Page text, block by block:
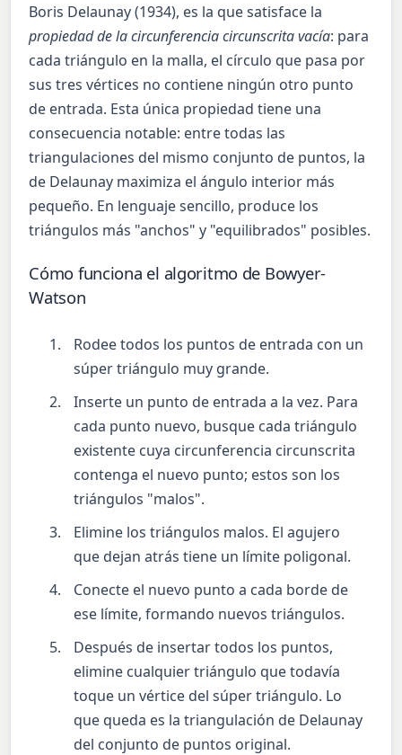
Boris Delaunay (1934), es la que satisface la
propiedad de la circunferencia circunscrita vacía: para
cada triángulo en la malla, el círculo que pasa por
sus tres vértices no contiene ningún otro punto
de entrada. Esta única propiedad tiene una
consecuencia notable: entre todas las
triangulaciones del mismo conjunto de puntos, la
de Delaunay maximiza el ángulo interior más
pequeño. En lenguaje sencillo, produce los
triángulos más "anchos" y "equilibrados" posibles.
Cómo funciona el algoritmo de Bowyer-
Watson
Rodee todos los puntos de entrada con un
súper triángulo muy grande.
Inserte un punto de entrada a la vez. Para
cada punto nuevo, busque cada triángulo
existente cuya circunferencia circunscrita
contenga el nuevo punto; estos son los
triángulos "malos".
Elimine los triángulos malos. El agujero
que dejan atrás tiene un límite poligonal.
Conecte el nuevo punto a cada borde de
ese límite, formando nuevos triángulos.
Después de insertar todos los puntos,
elimine cualquier triángulo que todavía
toque un vértice del súper triángulo. Lo
que queda es la triangulación de Delaunay
del conjunto de puntos original.